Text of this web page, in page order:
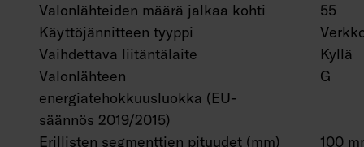
Valonlähteiden määrä jalkaa kohti
55
Käyttöjännitteen tyyppi
Vaihdettava liitäntälaite
Kyllä
Valonlähteen
energiatehokkuusluokka (EU-
säännös 2019/2015)
G
Erillisten segmenttien pituudet (mm)
100